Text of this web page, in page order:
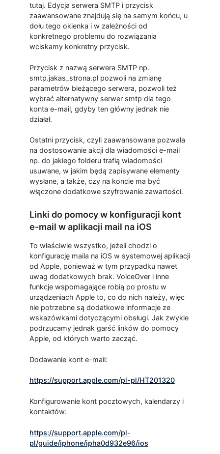
tutaj. Edycja serwera SMTP i przycisk
zaawansowane znajdują się na samym końcu, u
dołu tego okienka i w zależności od
konkretnego problemu do rozwiązania
wciskamy konkretny przycisk.
Przycisk z nazwą serwera SMTP np.
smtp.jakas_strona.pl pozwoli na zmianę
parametrów bieżącego serwera, pozwoli też
wybrać alternatywny serwer smtp dla tego
konta e-mail, gdyby ten główny jednak nie
działał.
Ostatni przycisk, czyli zaawansowane pozwala
na dostosowanie akcji dla wiadomości e-mail
np. do jakiego folderu trafią wiadomości
usuwane, w jakim będą zapisywane elementy
wysłane, a także, czy na koncie ma być
włączone dodatkowe szyfrowanie zawartości.
Linki do pomocy w konfiguracji kont
e-mail w aplikacji mail na iOS
To właściwie wszystko, jeżeli chodzi o
konfigurację maila na iOS w systemowej aplikacji
od Apple, ponieważ w tym przypadku nawet
uwag dodatkowych brak. VoiceOver i inne
funkcje wspomagające robią po prostu w
urządzeniach Apple to, co do nich należy, więc
nie potrzebne są dodatkowe informacje ze
wskazówkami dotyczącymi obsługi. Jak zwykle
podrzucamy jednak garść linków do pomocy
Apple, od których warto zacząć.
Dodawanie kont e-mail:
https://support.apple.com/pl-pl/HT201320
Konfigurowanie kont pocztowych, kalendarzy i
kontaktów:
https://support.apple.com/pl-
pl/guide/iphone/ipha0d932e96/ios